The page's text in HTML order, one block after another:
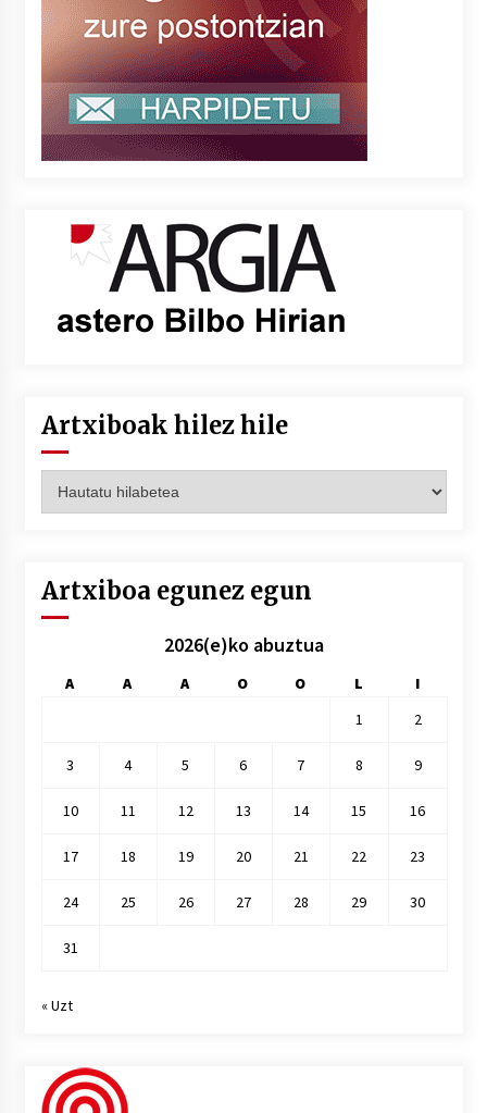
Artxiboak hilez hile
hilez
Artxiboa egunez egun
2026(e)ko abuztua
A A A O O L
I
1
2
3 4 5 6 7 8 9
10 11 12 13 14 15 16
17 18 19 20 21 22 23
24 25 26 27 28 29 30
31
« Uzt